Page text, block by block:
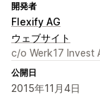
開発者
Flexify AG
ウェブサイト
c/o Werk17 Invest
公開日
2015年11月4日